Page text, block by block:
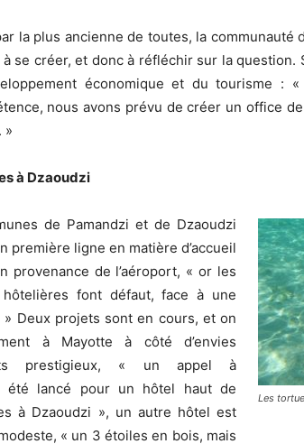
la plus ancienne de toutes, la communauté
se créer, et donc à réfléchir sur la question.
économique et du tourisme :
nous avons prévu de créer un office
»
à Dzaoudzi
Les
de Pamandzi et de Dzaoudzi
première ligne en matière d’accueil
provenance de l’aéroport, « or les
hôtelières font défaut, face à une
Deux projets sont en cours, et on
à Mayotte à côté d’envies
prestigieux, « un appel à
été lancé pour un hôtel haut de
à Dzaoudzi », un autre hôtel est
« un 3 étoiles en bois, mais